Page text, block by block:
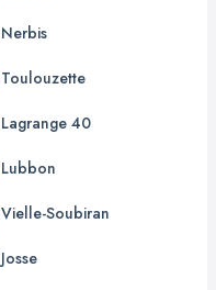
Nerbis
Toulouzette
Lagrange 40
Lubbon
Vielle-Soubiran
Josse